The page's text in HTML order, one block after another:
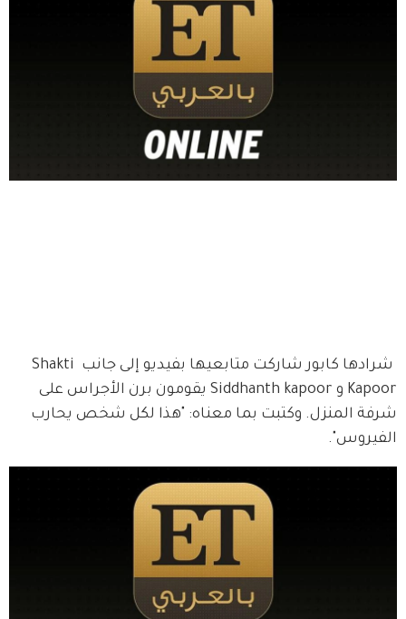
شرادها كابور شاركت متابعيها بفيديو إلى جانب Shakti
Kapoor و Siddhanth kapoor يقومون برن الأجراس على
شرفة المنزل. وكتبت بما معناه: "هذا لكل شخص يحارب
الفيروس".